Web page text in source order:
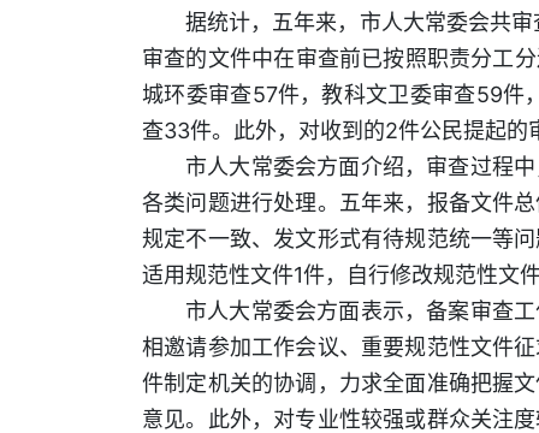
据统计，五年来，市人大常委会共
审查的文件中在审查前已按照职责分工
城环委审查57件，教科文卫委审查59件
查33件。此外，对收到的2件公民提起
市人大常委会方面介绍，审查过程
各类问题进行处理。五年来，报备文件
规定不一致、发文形式有待规范统一等
适用规范性文件1件，自行修改规范性
市人大常委会方面表示，备案审查
相邀请参加工作会议、重要规范性文件
件制定机关的协调，力求全面准确把握
意见。此外，对专业性较强或群众关注